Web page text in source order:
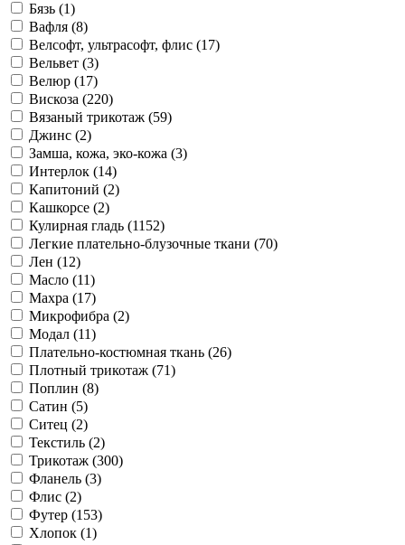
Бязь (1)
Вафля (8)
Велсофт, ультрасофт, флис (17)
Вельвет (3)
Велюр (17)
Вискоза (220)
Вязаный трикотаж (59)
Джинс (2)
Замша, кожа, эко-кожа (3)
Интерлок (14)
Капитоний (2)
Кашкорсе (2)
Кулирная гладь (1152)
Легкие плательно-блузочные ткани (70)
Лен (12)
Масло (11)
Махра (17)
Микрофибра (2)
Модал (11)
Плательно-костюмная ткань (26)
Плотный трикотаж (71)
Поплин (8)
Сатин (5)
Ситец (2)
Текстиль (2)
Трикотаж (300)
Фланель (3)
Флис (2)
Футер (153)
Хлопок (1)